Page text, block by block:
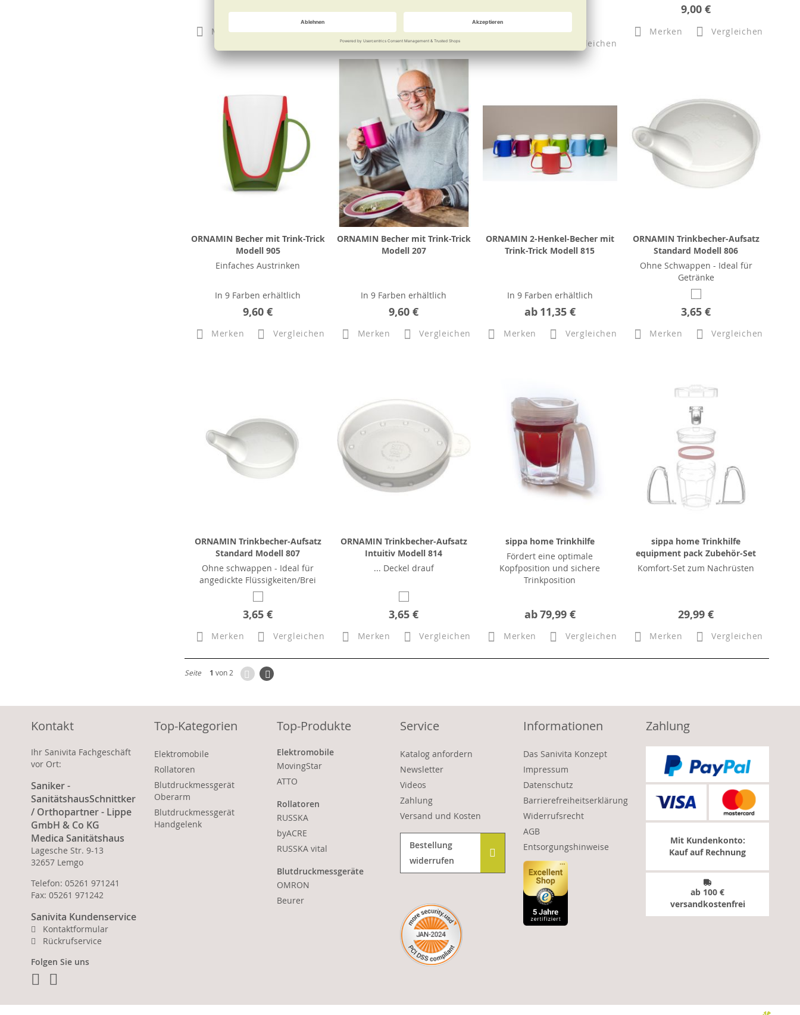
ab25,50 €
Merken Vergleichen
25,90 €
Merken Vergleichen
Vergleichen
9,00 €
Merken Vergleichen
ORNAMIN Becher mit Trink-Trick
Modell 905
Einfaches Austrinken
In 9 Farben erhältlich
9,60 €
Merken Vergleichen
ORNAMIN Becher mit Trink-Trick
Modell 207
In 9 Farben erhältlich
9,60 €
Merken Vergleichen
ORNAMIN 2-Henkel-Becher mit
Trink-Trick Modell 815
In 9 Farben erhältlich
ab 11,35 €
Merken Vergleichen
ORNAMIN Trinkbecher-Aufsatz
Standard Modell 806
Ohne Schwappen - Ideal für
Getränke
3,65 €
Merken Vergleichen
ORNAMIN Trinkbecher-Aufsatz
Standard Modell 807
Ohne schwappen - Ideal für
angedickte Flüssigkeiten/Brei
3,65 €
Merken Vergleichen
ORNAMIN Trinkbecher-Aufsatz
Intuitiv Modell 814
... Deckel drauf
3,65 €
Merken Vergleichen
sippa home Trinkhilfe
Fördert eine optimale
Kopfposition und sichere
Trinkposition
ab79,99 €
Merken Vergleichen
sippa home Trinkhilfe
equipment pack Zubehör-Set
Komfort-Set zum Nachrüsten
29,99 €
Merken Vergleichen
Seite 1 von 2 ZurückSeite
Weiter
Kontakt
Ihr Sanivita Fachgeschäft
vor Ort:
Saniker -
SanitätshausSchnittker
/ Orthopartner - Lippe
GmbH & Co KG
Medica Sanitätshaus
Lagesche Str. 9-13
32657 Lemgo
Telefon: 05261 971241
Fax: 05261 971242
Sanivita Kundenservice
Kontaktformular
Rückrufservice
Folgen Sie uns
Facebook
Top-Kategorien
Elektromobile
Rollatoren
Blutdruckmessgerät
Oberarm
Blutdruckmessgerät
Handgelenk
Top-Produkte
Elektromobile
MovingStar
ATTO
Rollatoren
RUSSKA
byACRE
RUSSKA vital
Blutdruckmessgeräte
OMRON
Beurer
Service
Katalog anfordern
Newsletter
Videos
Zahlung
Versand und Kosten
Bestellung
widerrufen
Informationen
Das Sanivita Konzept
Impressum
Datenschutz
Barrierefreiheitserklärung
Widerrufsrecht
AGB
Entsorgungshinweise
Zahlung
Mit Kundenkonto:
Kauf auf Rechnung
ab 100 €
versandkostenfrei